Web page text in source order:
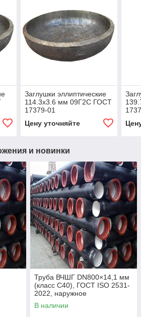
Заглушки эллиптические
114.3x3.6 мм 09Г2С ГОСТ
17379-01
Цену уточняйте
и новинки
Труба ВЧШГ DN800×14,1 мм
(класс C40), ГОСТ ISO 2531-
2022, наружное
полиуретановое покрытие,
внутреннее цементно-
В наличии